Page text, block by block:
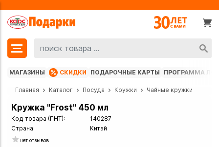
МАГАЗИНЫ СКИДКИ ПОДАРОЧНЫЕ КАРТЫ ПРОГРАММА
Главная Каталог Посуда Кружки Чайные кружки
Кружка "Frost" 450 мл
Код товара (ПНТ):
140287
Страна:
Китай
нет отзывов